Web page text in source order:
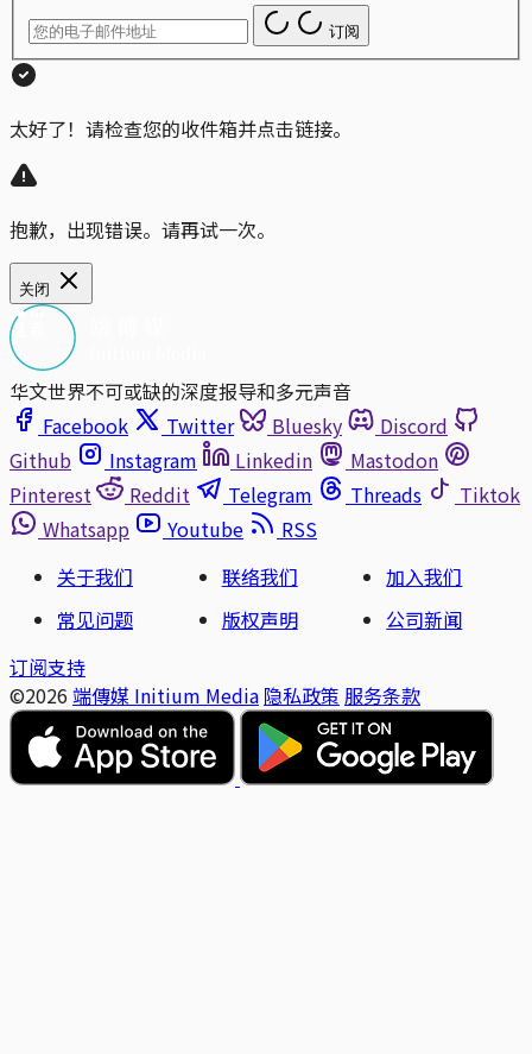
订阅
太好了！请检查您的收件箱并点击链接。
抱歉，出现错误。请再试一次。
关闭
华文世界不可或缺的深度报导和多元声音
Facebook
Twitter Bluesky
Discord
Github
Instagram Linkedin
Mastodon
Pinterest
Reddit Telegram Threads
Tiktok
Whatsapp
Youtube
RSS
关于我们
联络我们
加入我们
常见问题
版权声明
公司新闻
订阅支持
©2026 端傳媒 Initium Media 隐私政策 服务条款